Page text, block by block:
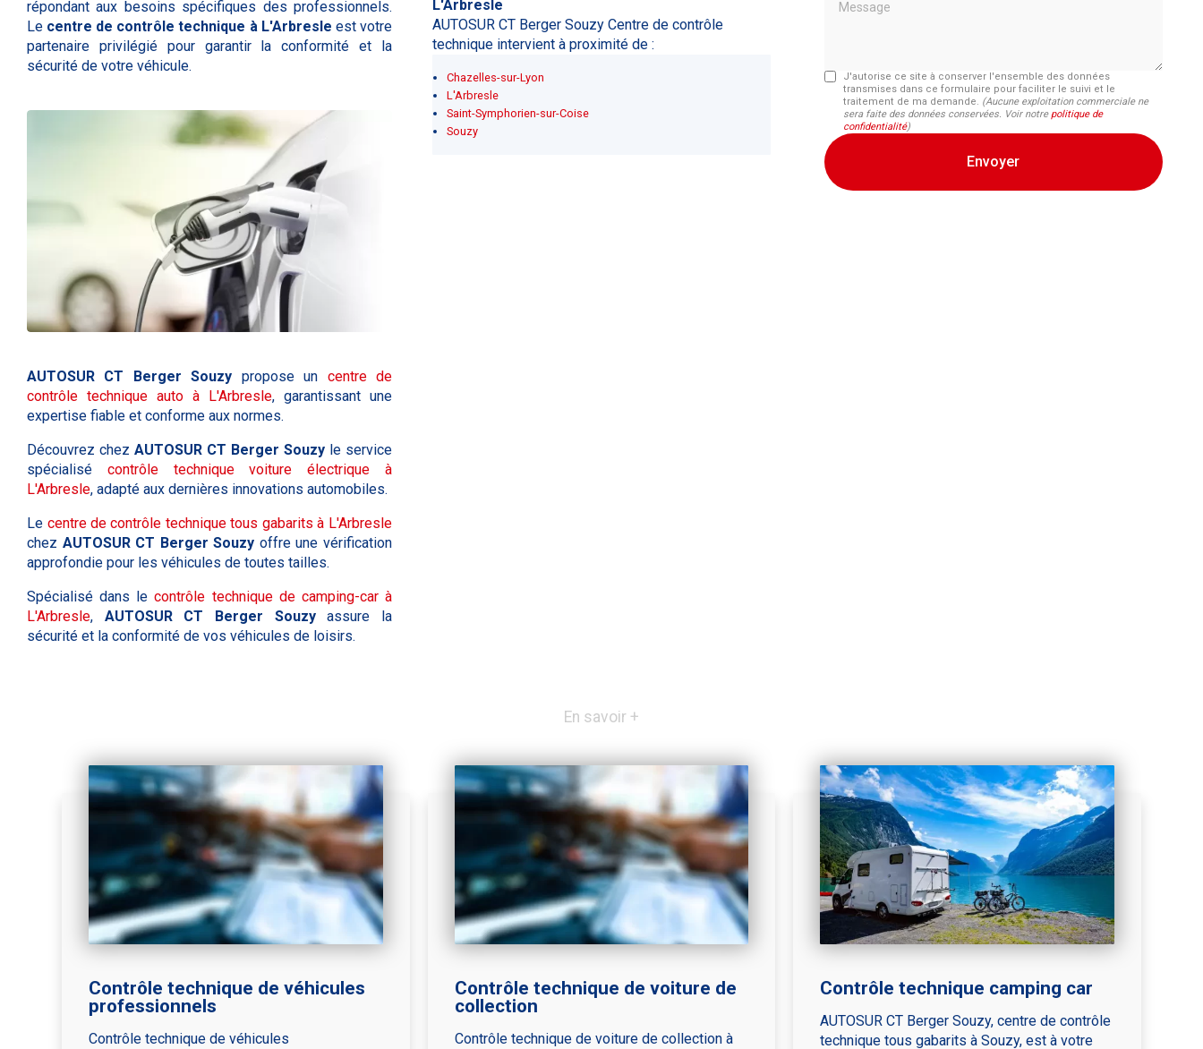
répondant aux besoins spécifiques des professionnels.
Le centre de contrôle technique à L'Arbresle est votre
partenaire privilégié pour garantir la conformité et la
sécurité de votre véhicule.
AUTOSUR CT Berger Souzy propose un centre de
contrôle technique auto à L'Arbresle, garantissant une
expertise fiable et conforme aux normes.
Découvrez chez AUTOSUR CT Berger Souzy le service
spécialisé contrôle technique voiture électrique à
L'Arbresle, adapté aux dernières innovations automobiles.
Le centre de contrôle technique tous gabarits à L'Arbresle
chez AUTOSUR CT Berger Souzy offre une vérification
approfondie pour les véhicules de toutes tailles.
Spécialisé dans lecontrôle technique de camping-car à
L'Arbresle, AUTOSUR CT Berger Souzyassure la
sécurité et la conformité de vos véhicules de loisirs.
L'Arbresle
AUTOSUR CT Berger Souzy Centre de contrôle
technique intervient à proximité de :
Chazelles-sur-Lyon
L'Arbresle
Saint-Symphorien-sur-Coise
Souzy
J'autorise ce site à conserver l'ensemble des données
transmises dans ce formulaire pour faciliter le suivi et le
traitement de ma demande. (Aucune exploitation commerciale ne
sera faite des données conservées. Voir notre politique de
confidentialité)
En savoir +
Contrôle technique de véhicules
professionnels
Contrôle technique de véhicules
Contrôle technique de voiture de
collection
Contrôle technique de voiture de collection à
Contrôle technique camping car
AUTOSUR CT Berger Souzy, centre de contrôle
technique tous gabarits à Souzy, est à votre